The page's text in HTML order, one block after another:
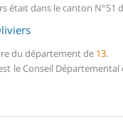
était dans le canton N°51
du département de 13.
le Conseil Départemental